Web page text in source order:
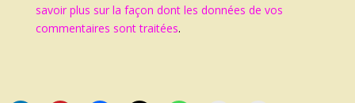
savoir plus sur la façon dont les données de vos
commentaires sont traitées.